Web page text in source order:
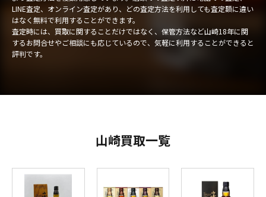
LINE査定、オンライン査定があり、どの査定方法を利用しても査定額に違い
はなく無料で利用することができます。
査定時には、買取に関することだけではなく、保管方法など山崎18年に関
するお問合せやご相談にも応じているので、気軽に利用することができると
評判です。
山崎買取一覧